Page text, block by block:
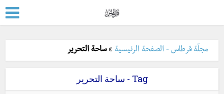
مجلّة قرطاس - الصفحة الرئيسية »ساحة التحرير
Tag - ساحة التحرير